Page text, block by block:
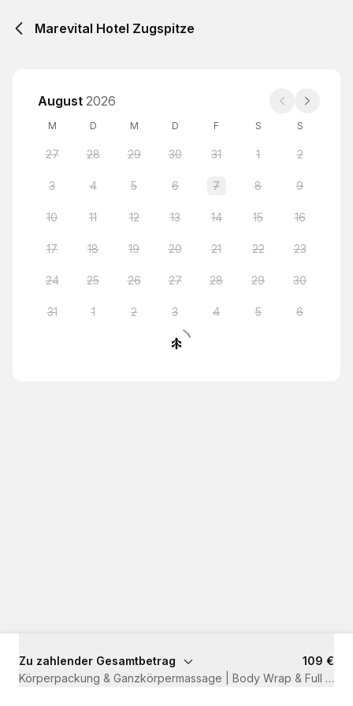
Marevital Hotel Zugspitze
August 2026
M D M D F S S
27 28 29 30 31 1 2
3 4 5 6 7 8 9
10 11 12 13 14 15 16
17 18 19 20 21 22 23
24 25 26 27 28 29 30
31 1 2 3 4 5 6
Zu zahlender Gesamtbetrag
109 €
Körperpackung & Ganzkörpermassage | Body Wrap & Full